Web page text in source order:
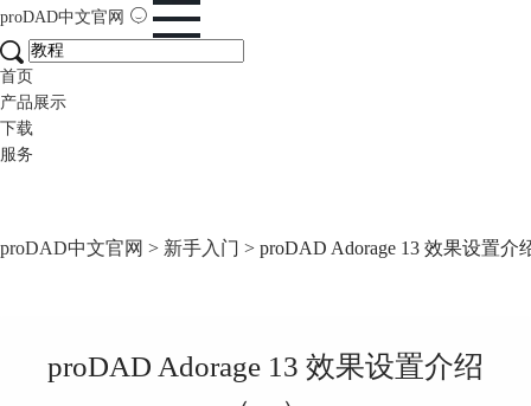
proDAD中文官网
首页
产品展示
下载
服务
proDAD中文官网 > 新手入门 > proDAD Adorage 13 效果设置介
proDAD Adorage 13 效果设置介绍